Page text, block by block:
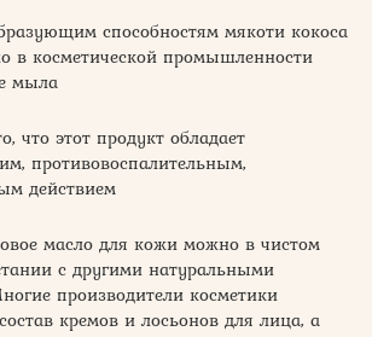
способностям мякоти кокоса
в косметической промышленности
мыла
что этот продукт обладает
противовоспалительным,
действием
масло для кожи можно в чистом
с другими натуральными
производители косметики
кремов и лосьонов для лица, а